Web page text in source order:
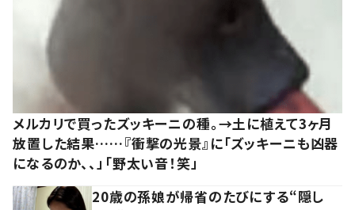
メルカリで買ったズッキーニの種。→土に植えて3ヶ月
放置した結果……『衝撃の光景』に「ズッキーニも凶器
になるのか、、」「野太い音！笑」
20歳の孫娘が帰省のたびにする“隠し